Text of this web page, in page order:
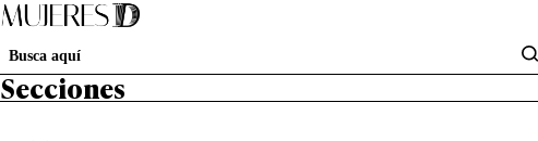
Secciones